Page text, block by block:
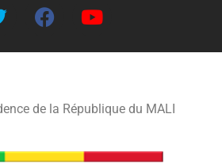
de la République du MALI